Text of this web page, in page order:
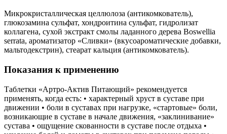
Микрокристаллическая целлюлоза (антикомкователь),
глюкозамина сульфат, хондроитина сульфат, гидролизат
коллагена, сухой экстракт смолы ладанного дерева Boswellia
serrata, ароматизатор «Сливки» (вкусоароматические добавки,
мальтодекстрин), стеарат кальция (антикомкователь).
Показания к применению
Таблетки «Артро-Актив Питающий» рекомендуется
применять, когда есть: • характерный хруст в суставе при
движении • боли в суставах при нагрузке, «стартовые» боли,
возникающие в суставе в начале движения, «заклинивание»
сустава • ощущение скованности в суставе после отдыха •